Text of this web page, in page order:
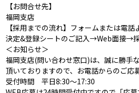
【お問合せ先】
福岡支店
【採用までの流れ】フォームまたは電
決定&登録シートのご記入→Web面接→
＜お知らせ＞
福岡支店(問い合わせ窓口)は、誠に勝手
頂いておりますので、お電話からのご応
受付時間 平日8:30～17:30